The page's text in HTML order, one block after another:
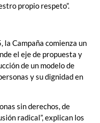
propio respeto”.
Campaña comienza un
el eje de propuesta y
de un modelo de
y su dignidad en
sin derechos, de
radical”, explican los